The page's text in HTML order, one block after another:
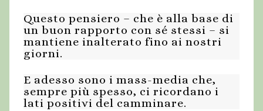
Questo pensiero – che è alla base di
un buon rapporto con sé stessi – si
mantiene inalterato fino ai nostri
giorni.
E adesso sono i mass-media che,
sempre più spesso, ci ricordano i
lati positivi del camminare.